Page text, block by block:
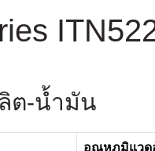
ต-น้ำมัน
อุณหภูมิแวด